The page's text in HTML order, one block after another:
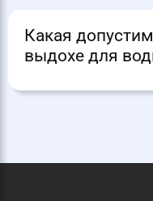
Какая
выдохе для